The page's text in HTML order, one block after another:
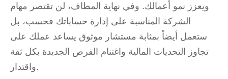
ويعزز نمو أعمالك. وفي نهاية المطاف، لن تقتصر مهام
الشركة المناسبة على إدارة حساباتك فحسب، بل
ستعمل أيضاً بمثابة مستشار موثوق يساعد عملك على
تجاوز التحديات المالية واغتنام الفرص الجديدة بكل ثقة
واقتدار.